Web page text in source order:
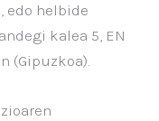
edo helbide
kalea 5, EN
(Gipuzkoa).